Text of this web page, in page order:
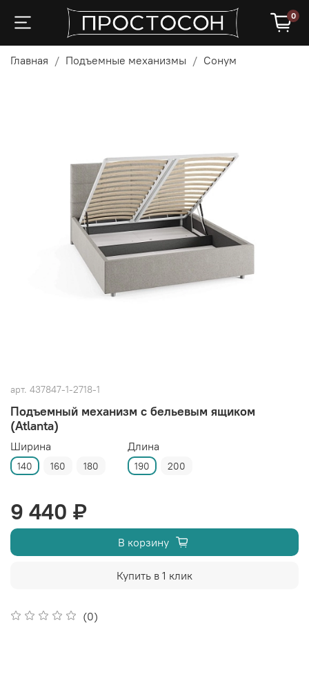
0
Главная Подъемные механизмы Сонум
арт. 437847-1-2718-1
Подъемный механизм с бельевым ящиком
(Atlanta)
(0)
Ширина
140 160 180
Длина
190 200
9 440 ₽
В корзину
Купить в 1 клик